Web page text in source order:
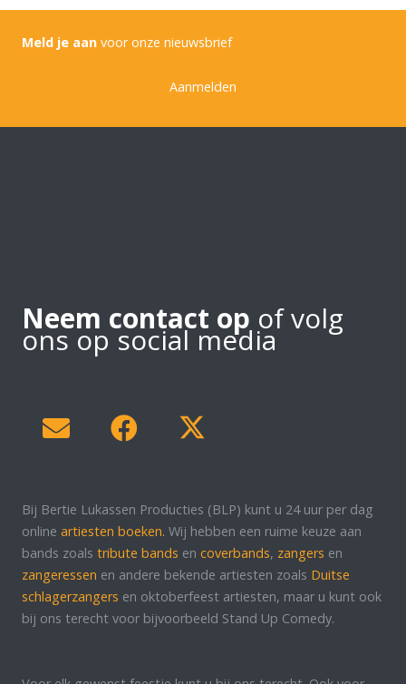
Meld je aan voor onze nieuwsbrief
Aanmelden
Neem contact op of volg
ons op social media
Bij Bertie Lukassen Producties (BLP) kunt u 24 uur per dag
online artiesten boeken. Wij hebben een ruime keuze aan
bands zoals tribute bands en coverbands, zangers en
zangeressen en andere bekende artiesten zoals Duitse
schlagerzangers en oktoberfeest artiesten, maar u kunt ook
bij ons terecht voor bijvoorbeeld Stand Up Comedy.